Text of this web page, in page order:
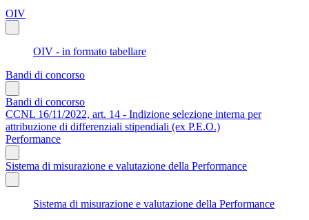
OIV
OIV - in formato tabellare
Bandi di concorso
Bandi di concorso
CCNL 16/11/2022, art. 14 - Indizione selezione interna per
attribuzione di differenziali stipendiali (ex P.E.O.)
Performance
Sistema di misurazione e valutazione della Performance
Sistema di misurazione e valutazione della Performance